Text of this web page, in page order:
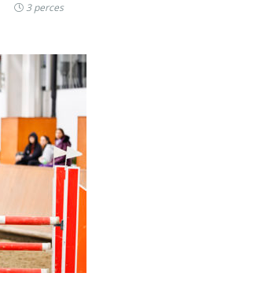
3 perces